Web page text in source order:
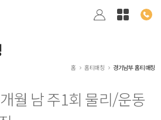
홈 홈티매칭 경기남부 홈티매칭
월 남 주1회 물리/운동